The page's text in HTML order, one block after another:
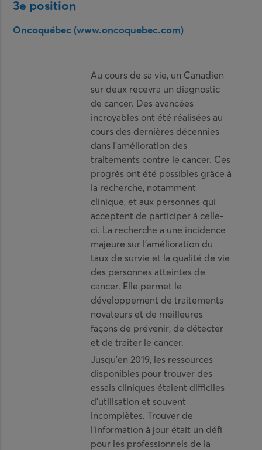
3e position
Oncoquébec (www.oncoquebec.com)
Au cours de sa vie, un Canadien
sur deux recevra un diagnostic
de cancer. Des avancées
incroyables ont été réalisées au
cours des dernières décennies
dans l’amélioration des
traitements contre le cancer. Ces
progrès ont été possibles grâce à
la recherche, notamment
clinique, et aux personnes qui
acceptent de participer à celle-
ci. La recherche a une incidence
majeure sur l’amélioration du
taux de survie et la qualité de vie
des personnes atteintes de
cancer. Elle permet le
développement de traitements
novateurs et de meilleures
façons de prévenir, de détecter
et de traiter le cancer.
Jusqu’en 2019, les ressources
disponibles pour trouver des
essais cliniques étaient difficiles
d’utilisation et souvent
incomplètes. Trouver de
l’information à jour était un défi
pour les professionnels de la